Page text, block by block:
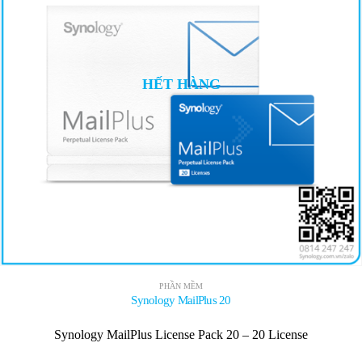
HẾT HÀNG
PHẦN MỀM
Synology MailPlus 20
Synology MailPlus License Pack 20 – 20 License